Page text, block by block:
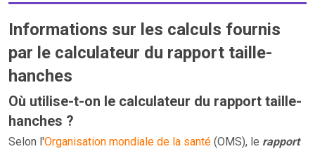
Informations sur les calculs fournis
par le calculateur du rapport taille-
hanches
Où utilise-t-on le calculateur du rapport taille-
hanches ?
Selon l'Organisation mondiale de la santé (OMS), le rapport